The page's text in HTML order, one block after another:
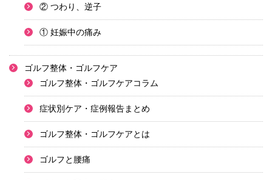
② つわり、逆子
① 妊娠中の痛み
ゴルフ整体・ゴルフケア
ゴルフ整体・ゴルフケアコラム
症状別ケア・症例報告まとめ
ゴルフ整体・ゴルフケアとは
ゴルフと腰痛